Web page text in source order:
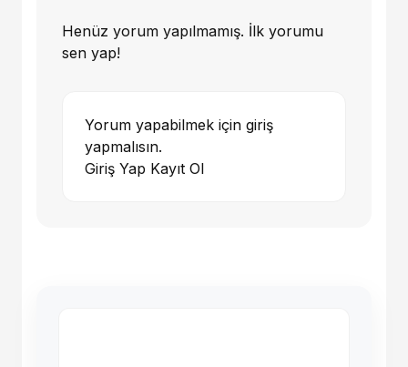
Henüz yorum yapılmamış. İlk yorumu
sen yap!
Yorum yapabilmek için giriş
yapmalısın.
Giriş Yap Kayıt Ol